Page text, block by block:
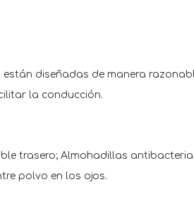
están diseñadas de manera
la conducción.
trasero; Almohadillas
polvo en los ojos.